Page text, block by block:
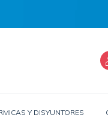
12
Y DISYUNTORES